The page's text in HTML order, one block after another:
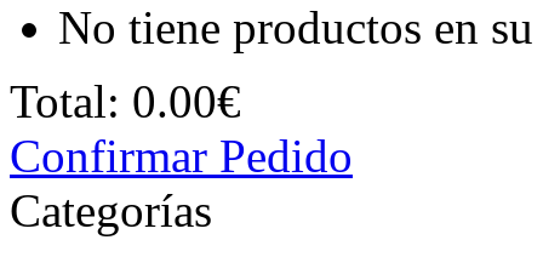
No tiene productos en
Total: 0.00€
Confirmar Pedido
Categorías